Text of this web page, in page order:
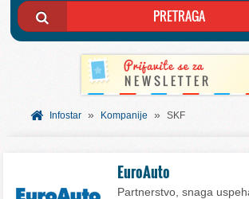
AKCIJE I KATALOZI
BESPLATNI VAUČERI
SVET INFORMACIJA
Infostar » Kompanije » SKF
EuroAuto
Partnerstvo, snaga